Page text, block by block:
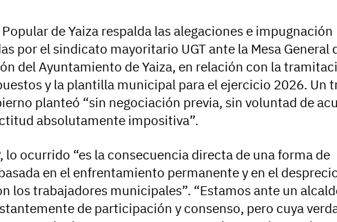
de Yaiza respalda las alegaciones e impugnación
por el sindicato mayoritario UGT ante la Mesa General
del Ayuntamiento de Yaiza, en relación con la
y la plantilla municipal para el ejercicio 2026. Un
planteó “sin negociación previa, sin voluntad de
absolutamente impositiva”.
lo ocurrido “es la consecuencia directa de una forma de
en el enfrentamiento permanente y en el
los trabajadores municipales”. “Estamos ante un
de participación y consenso, pero cuya